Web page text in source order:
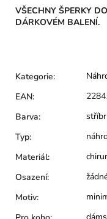
VŠECHNY ŠPERKY
DÁRKOVÉM BALENÍ.
Kategorie:
EAN:
Barva:
Typ:
Materiál:
Osazení:
Motiv: